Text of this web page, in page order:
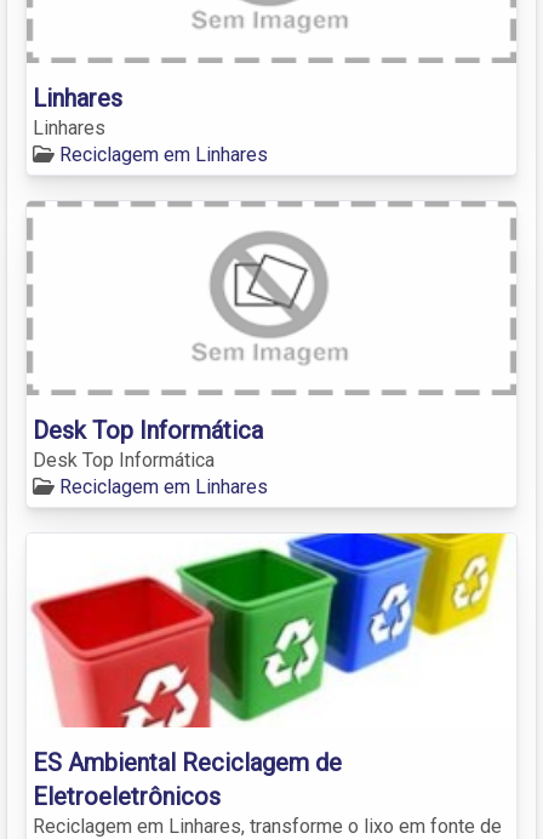
Linhares
Linhares
Reciclagem em Linhares
Desk Top Informática
Desk Top Informática
Reciclagem em Linhares
ES Ambiental Reciclagem de
Eletroeletrônicos
Reciclagem em Linhares, transforme o lixo em fonte de